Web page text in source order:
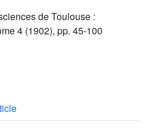
de Toulouse :
4 (1902), pp. 45-100